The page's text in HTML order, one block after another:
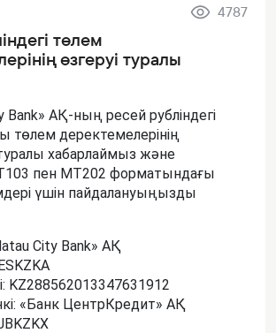
4787
төлем
өзгеруі туралы
Bank» АҚ-ның ресей рубліндегі
төлем деректемелерінің
хабарлаймыз және
пен МТ202 форматындағы
үшін пайдалануыңызды
City Bank» АҚ
KZ288562013347631912
«Банк ЦентрКредит» АҚ